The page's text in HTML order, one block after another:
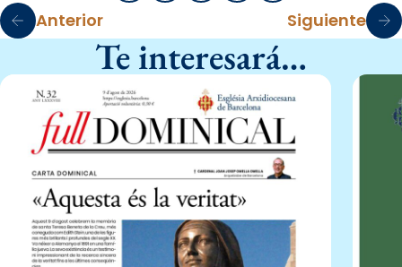
Anterior Siguiente
Te interesará…